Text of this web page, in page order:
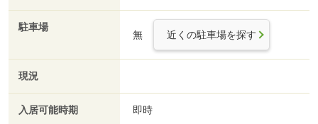
駐車場
無 近くの駐車場を探す
現況
入居可能時期 即時